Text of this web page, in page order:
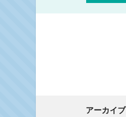
アーカイブ